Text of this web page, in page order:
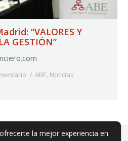
“VALORES Y
GESTIÓN”
ABE, Noticias
la mejor experiencia en